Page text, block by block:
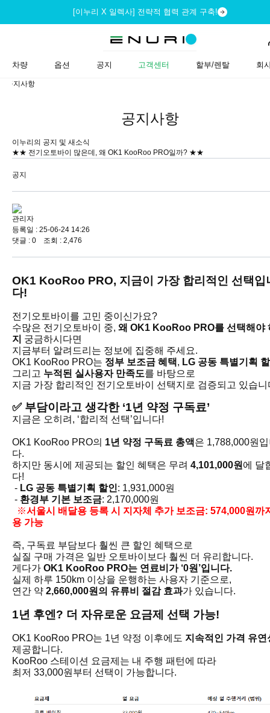
[이누리 X 일렉사] 전략적 협력 관계 구축!
차량 옵션 공지 고객센터 할부/렌탈 회
공지사항
공지사항
이누리의 공지 및 새소식
★★ 전기오토바이 많은데, 왜 OK1 KooRoo PRO일까? ★★
공지
관리자
등록일 : 25-06-24 14:26
댓글 : 0 조회 : 2,476
OK1 KooRoo PRO, 지금이 가장 합리적인 선택입
다!
전기오토바이를 고민 중이신가요?
수많은 전기오토바이 중, 왜 OK1 KooRoo PRO를 선택해야
지 궁금하시다면
지금부터 알려드리는 정보에 집중해 주세요.
OK1 KooRoo PRO는 정부 보조금 혜택, LG 공동 특별기획
그리고 누적된 실사용자 만족도를 바탕으로
지금 가장 합리적인 전기오토바이 선택지로 검증되고 있습니
✅ 부담이라고 생각한 ‘1년 약정 구독료’
지금은 오히려, ‘합리적 선택’입니다!
OK1 KooRoo PRO의 1년 약정 구독료 총액은 1,788,000원
다.
하지만 동시에 제공되는 할인 혜택은 무려 4,101,000원 에 달
다!
- LG 공동 특별기획 할인: 1,931,000원
- 환경부 기본 보조금: 2,170,000원
※서울시 배달용 등록 시 지자체 추가 보조금: 574,000원까
용 가능
즉, 구독료 부담보다 훨씬 큰 할인 혜택으로
실질 구매 가격은 일반 오토바이보다 훨씬 더 유리합니다.
게다가 OK1 KooRoo PRO는 연료비가 ‘0원’입니다.
실제 하루 150km 이상을 운행하는 사용자 기준으로,
연간 약 2,660,000원의 유류비 절감 효과가 있습니다.
1년 후엔? 더 자유로운 요금제 선택 가능!
OK1 KooRoo PRO는 1년 약정 이후에도 지속적인 가격 유연
제공합니다.
KooRoo 스테이션 요금제는 내 주행 패턴에 따라
최저 33,000원부터 선택이 가능합니다.